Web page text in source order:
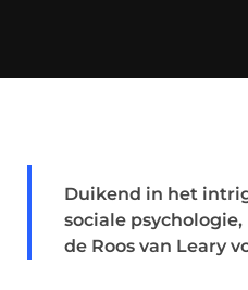
Duikend in het
sociale
de Roos van Leary